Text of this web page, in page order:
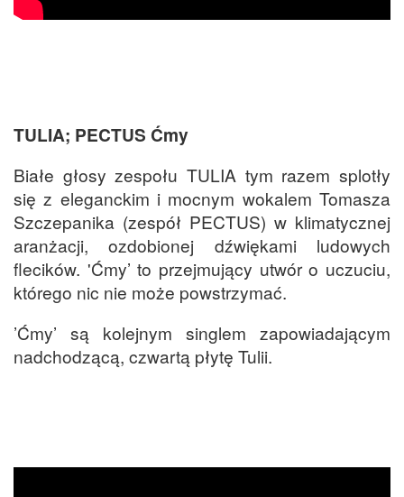
TULIA; PECTUS Ćmy
Białe głosy zespołu TULIA tym razem splotły
się z eleganckim i mocnym wokalem Tomasza
Szczepanika (zespół PECTUS) w klimatycznej
aranżacji, ozdobionej dźwiękami ludowych
flecików. 'Ćmy’ to przejmujący utwór o uczuciu,
którego nic nie może powstrzymać.
’Ćmy’ są kolejnym singlem zapowiadającym
nadchodzącą, czwartą płytę Tulii.